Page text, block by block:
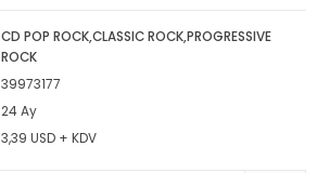
CD POP ROCK,CLASSIC ROCK,PROGRESSIVE
ROCK
39973177
24 Ay
3,39 USD + KDV